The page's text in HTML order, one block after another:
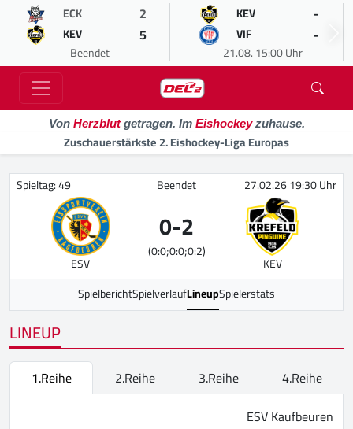
ECK 2
KEV 5
Beendet
KEV -
VIF -
21.08. 15:00 Uhr
Von Herzblutgetragen. Im Eishockeyzuhause.
Zuschauerstärkste 2. Eishockey-Liga Europas
Spieltag: 49 Beendet 27.02.26 19:30 Uhr
ESV
0-2
(0:0;0:0;0:2)
KEV
SpielberichtSpielverlaufLineupSpielerstats
LINEUP
1.Reihe 2.Reihe 3.Reihe
4.Reihe
ESV Kaufbeuren